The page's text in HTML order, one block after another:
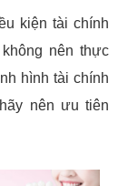
kiện tài chính
nên thực
hình tài chính
nên ưu tiên